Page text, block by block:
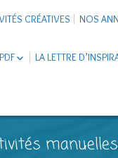
CRÉATIVES NOS
LA LETTRE